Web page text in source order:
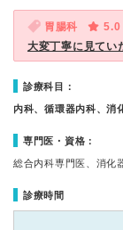
胃腸科
5.0
大変丁寧に見てい
診療科目：
内科、循環器内科、消
専門医・資格：
総合内科専門医、消化
診療時間